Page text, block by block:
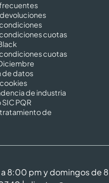
cuotas
cuotas
de datos
de industria
PQR
de
8:00 pm y domingos de